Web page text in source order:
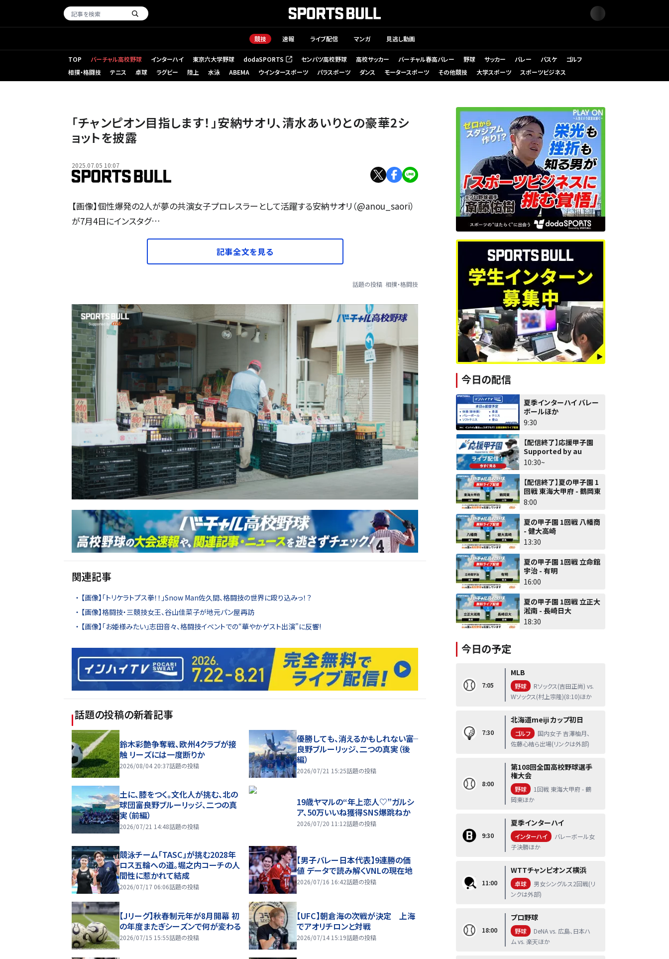
競技 速報 ライブ配信 マンガ 見逃し動画
TOP バーチャル高校野球 インターハイ 東京六大学野球 dodaSPORTS
（新しいタブで開く） センバツ高校野球 高校サッカー バーチャル春高バレー 野球 サッカー バレー バスケ
ゴルフ
相撲・格闘技
テニス 卓球 ラグビー 陸上 水泳 ABEMA ウインタースポーツ パラスポーツ ダンス モータースポーツ その他競技 大学スポーツ スポーツビジネス
「チャンピオン目指します！」安納サオリ、清水あいりとの豪華2シ
ョットを披露
2025.07.05 10:07
【画像】個性爆発の2人が夢の共演女子プロレスラーとして活躍する安納サオリ（@anou_saori）
が7月4日にインスタグ…
記事全文を見る
話題の投稿 相撲・格闘技
関連記事
【画像】「トリケラトプス拳！！」Snow Man佐久間、格闘技の世界に殴り込みっ！？
【画像】格闘技・三競技女王、谷山佳菜子が地元パン屋再訪
【画像】「お姫様みたい」志田音々、格闘技イベントでの“華やかゲスト出演”に反響!
話題の投稿の新着記事
鈴木彩艶争奪戦、欧州4クラブが接
触 リーズには一度断りか
2026/08/04 20:37話題の投稿
優勝しても、消えるかもしれない――富
良野ブルーリッジ、二つの真実（後
編）
2026/07/21 15:25話題の投稿
土に、膝をつく。文化人が挑む、北の
球団――富良野ブルーリッジ、二つの真
実（前編）
2026/07/21 14:48話題の投稿
19歳ヤマルの“年上恋人♡”ガルシ
ア、50万いいね獲得SNS爆跳ねか
2026/07/20 11:12話題の投稿
競泳チーム「TASC」が挑む2028年
ロス五輪への道。堀之内コーチの人
間性に惹かれて結成
2026/07/17 06:06話題の投稿
【男子バレー日本代表】9連勝の価
値 データで読み解くVNLの現在地
2026/07/16 16:42話題の投稿
【Jリーグ】秋春制元年が8月開幕 初
の年度またぎシーズンで何が変わる
2026/07/15 15:55話題の投稿
【UFC】朝倉海の次戦が決定 上海
でアオリチロンと対戦
2026/07/14 15:19話題の投稿
今日の配信
夏季インターハイ バレー
ボールほか
9:30
【配信終了】応援甲子園
Supported by au
10:30~
【配信終了】夏の甲子園 1
回戦 東海大甲府 - 鶴岡東
8:00
夏の甲子園 1回戦 八幡商
- 健大高崎
13:30
夏の甲子園 1回戦 立命館
宇治 - 有明
16:00
夏の甲子園 1回戦 立正大
淞南 - 長崎日大
18:30
今日の予定
7:05
MLB
野球
Rソックス(吉田正尚) vs.
Wソックス(村上宗隆)(8:10)ほか
7:30
北海道meiji カップ初日
ゴルフ
国内女子 吉澤柚月、
佐藤心結ら出場(リンクは外部)
8:00
第108回全国高校野球選手
権大会
野球
1回戦 東海大甲府 - 鶴
岡東ほか
9:30
夏季インターハイ
インターハイ
バレーボール女
子決勝ほか
11:00
WTTチャンピオンズ横浜
卓球
男女シングルス2回戦(リ
ンクは外部)
18:00
プロ野球
野球
DeNA vs. 広島、日本ハ
ム vs. 楽天ほか